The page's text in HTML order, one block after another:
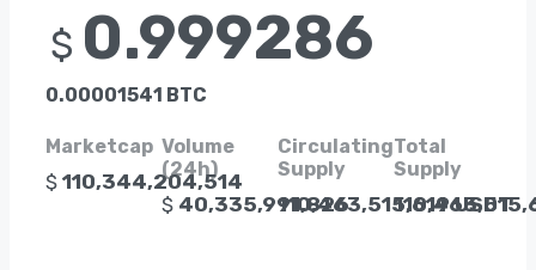
$ 0.999286
0.00001541 BTC
Marketcap
$ 110,344,204,514
Volume
(24h)
$ 40,335,991,826
Circulating
Supply
110,463,515,619 USDT
Total
Supply